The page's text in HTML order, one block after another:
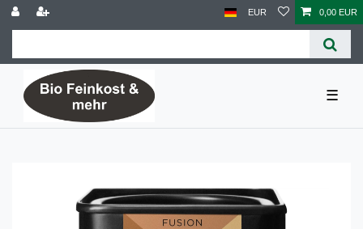
EUR 0,00 EUR
☰